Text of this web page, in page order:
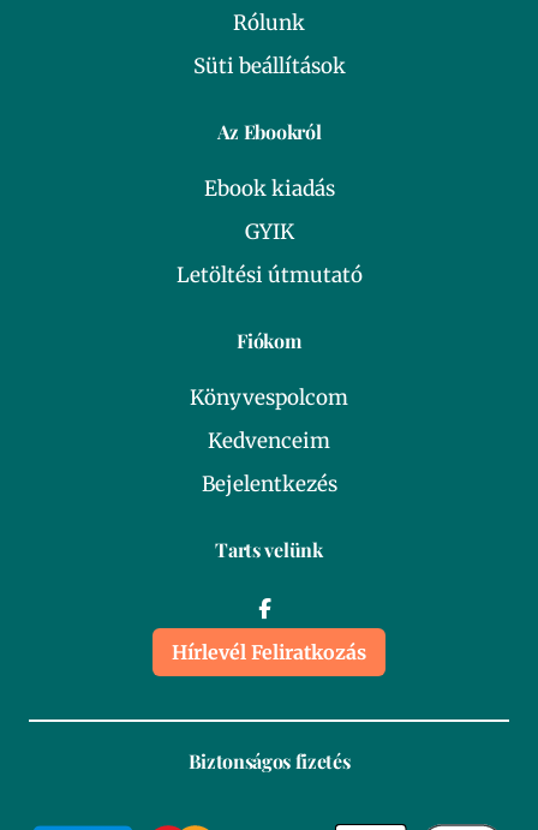
Rólunk
Süti beállítások
Az Ebookról
Ebook kiadás
GYIK
Letöltési útmutató
Fiókom
Könyvespolcom
Kedvenceim
Bejelentkezés
Tarts velünk
Hírlevél Feliratkozás
Biztonságos fizetés